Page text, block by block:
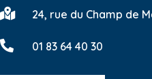
 24, rue du Champ de
 01 83 64 40 30